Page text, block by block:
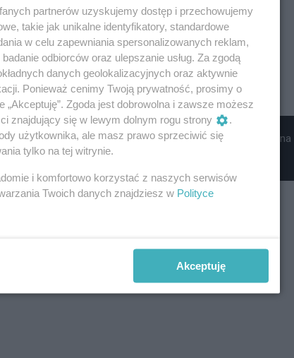
jest nieodzowną
pomimo, że widzimy,
Kontakt Nota wydawnicza Nota prawna
partnerów uzyskujemy dostęp i przechowujemy
takie jak unikalne identyfikatory, standardowe
w celu zapewniania spersonalizowanych reklam,
odbiorców oraz ulepszanie usług. Za zgodą
danych geolokalizacyjnych oraz aktywnie
Ponieważ cenimy Twoją prywatność, prosimy o
Zgoda jest dobrowolna i zawsze możesz
znajdujący się w lewym dolnym rogu strony
.
użytkownika, ale masz prawo sprzeciwić się
tylko na tej witrynie.
i komfortowo korzystać z naszych serwisów
Twoich danych znajdziesz w Polityce
Akceptuję